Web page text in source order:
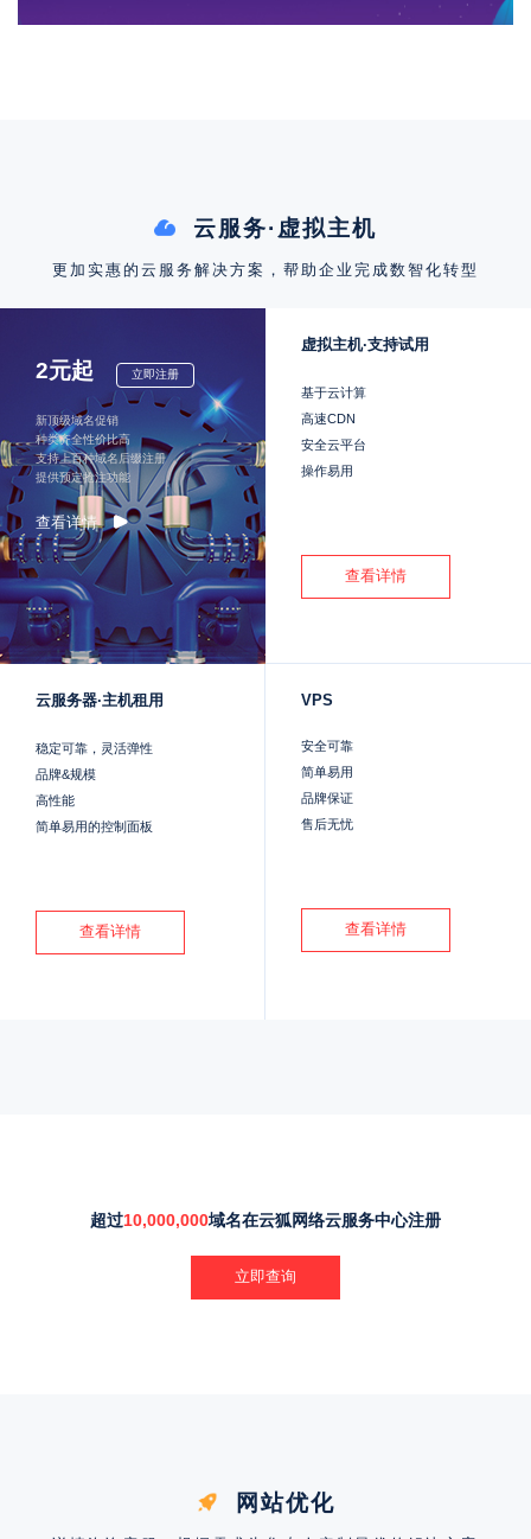
云服务·虚拟主机
更加实惠的云服务解决方案，帮助企业完成数智化转型
2元起 立即注册
新顶级域名促销
种类齐全性价比高
支持上百种域名后缀注册
提供预定抢注功能
查看详情
虚拟主机·支持试用
基于云计算
高速CDN
安全云平台
操作易用
查看详情
云服务器·主机租用
稳定可靠，灵活弹性
品牌&规模
高性能
简单易用的控制面板
查看详情
VPS
安全可靠
简单易用
品牌保证
售后无忧
查看详情
超过10,000,000域名在云狐网络云服务中心注册
立即查询
网站优化